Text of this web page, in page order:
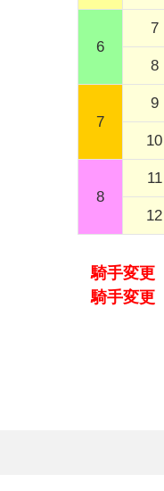
6
7
8
7
9
10
8
11
12
騎手変
騎手変